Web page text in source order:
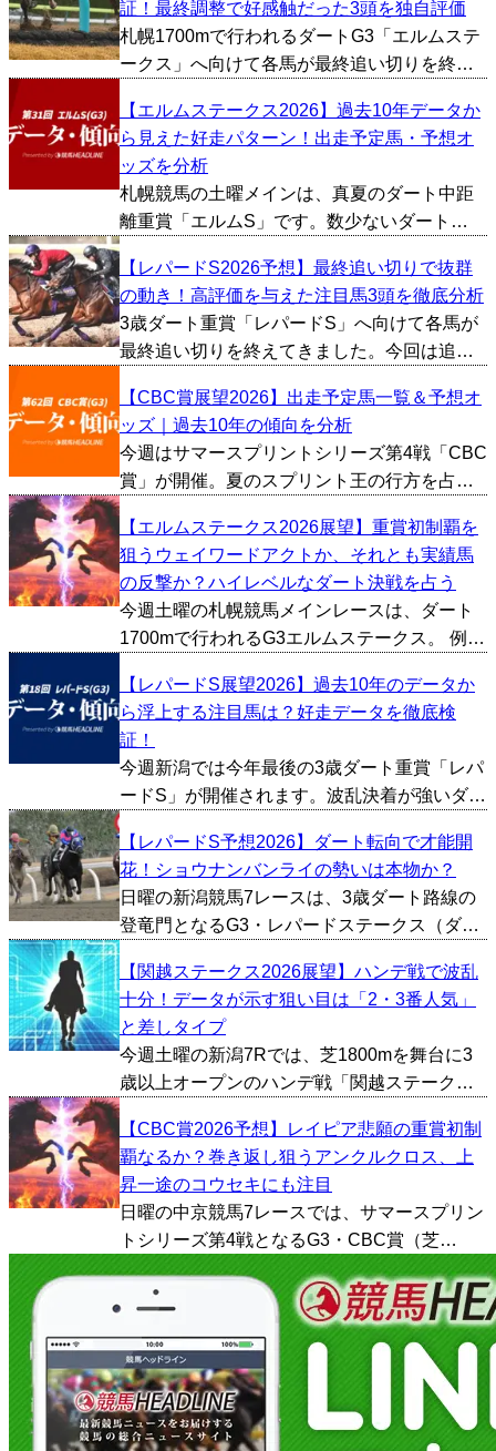
評価が高かった馬を3頭ピックアップしまし
た。 レイピア（...
証！最終調整で好感触だった3頭を独自評価
札幌1700mで行われるダートG3「エルムステ
ークス」へ向けて各馬が最終追い切りを終え
週前の内容などから総合的に好調馬を判断
し、とくに評価が高かった馬を3頭ピックアッ
プしました。...
【エルムステークス2026】過去10年データか
ら見えた好走パターン！出走予定馬・予想オ
ッズを分析
札幌競馬の土曜メインは、真夏のダート中距
離重賞「エルムS」です。数少ないダート
もあり、コース適性や、距離適性を絡めた予
想をする必要がありそうです。ということで
今回は過去10年間...
【レパードS2026予想】最終追い切りで抜群
の動き！高評価を与えた注目馬3頭を徹底分析
3歳ダート重賞「レパードS」へ向けて各馬が
最終追い切りを終えてきました。今回は追い
的に好調馬を判断し、とくに評価が高かった
馬を3頭ピックアップしました。 メルカント
ゥール（牡3、...
【CBC賞展望2026】出走予定馬一覧＆予想オ
ッズ｜過去10年の傾向を分析
今週はサマースプリントシリーズ第4戦「CBC
賞」が開催。夏のスプリント王の行方を占う
去10年間のデータをもとにCBC賞の傾向を探
っていきたいと思います。 ■上位人気が不
振、穴馬の選...
【エルムステークス2026展望】重賞初制覇を
狙うウェイワードアクトか、それとも実績馬
の反撃か？ハイレベルなダート決戦を占う
今週土曜の札幌競馬メインレースは、ダート
1700mで行われるG3エルムステークス。 例年
が、今年は近年の中でも屈指といえるほどメ
ンバーが充実。勢い十分の上がり馬と実績馬
が真正面から激...
【レパードS展望2026】過去10年のデータか
ら浮上する注目馬は？好走データを徹底検
証！
今週新潟では今年最後の3歳ダート重賞「レパ
ードS」が開催されます。波乱決着が強いダー
す。今回は過去10年間のデータをもとにレパ
ードSの傾向を探っていきたいと思います。 ■
上位人気の...
【レパードS予想2026】ダート転向で才能開
花！ショウナンバンライの勢いは本物か？
日曜の新潟競馬7レースは、3歳ダート路線の
登竜門となるG3・レパードステークス（ダー
ークスは、秋のダート重賞やJpn1戦線へ向か
う素質馬が集結する一戦だ。ここを勝った馬
が古馬...
【関越ステークス2026展望】ハンデ戦で波乱
十分！データが示す狙い目は「2・3番人気」
と差しタイプ
今週土曜の新潟7Rでは、芝1800mを舞台に3
歳以上オープンのハンデ戦「関越ステーク
た実力馬が顔を揃えた一戦だが、ハンデ戦ら
しく実績だけでは勝ち切れないケースも少な
くない。過去の...
【CBC賞2026予想】レイピア悲願の重賞初制
覇なるか？巻き返し狙うアンクルクロス、上
昇一途のコウセキにも注目
日曜の中京競馬7レースでは、サマースプリン
トシリーズ第4戦となるG3・CBC賞（芝
1200m）が行われる。 中京芝1200mはスター
ト直後からペースが流れやすく、最後の急坂
も待ち受けるタフなコース。単なるスピード
比べでは...